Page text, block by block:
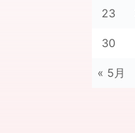
« 5月
23
30